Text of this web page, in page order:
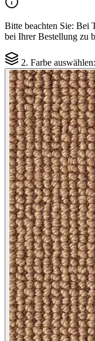
Bitte beachten Sie: Bei
bei Ihrer Bestellung zu
2. Farbe auswählen: